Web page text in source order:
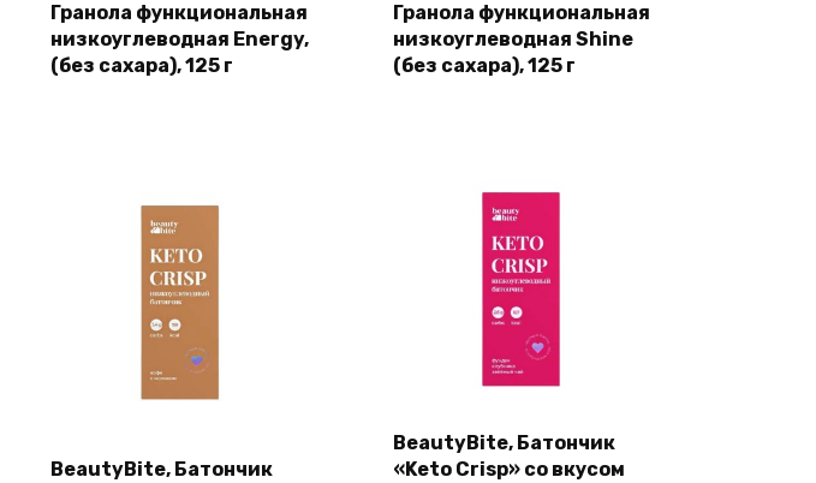
Гранола функциональная
низкоуглеводная Energy,
(без сахара), 125 г
Гранола функциональная
низкоуглеводная Shine
(без сахара), 125 г
BeautyBite, Батончик
BeautyBite, Батончик
«Keto Crisp» со вкусом